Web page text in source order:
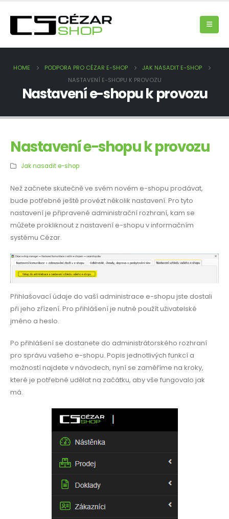
HOME PODPORA PRO CÉZAR E-SHOP
JAK NASADIT E-SHOP
NASTAVENÍ E-SHOPU K PROVOZU
Nastavení e-shopu k provozu
Nastavení e-shopu k provozu
Jak nasadit e-shop
Než začnete skutečně ve svém novém e-shopu prodávat,
bude potřebné ještě provézt několik nastavení. Pro tyto
nastavení je připravené administrační rozhraní, kam se
můžete prokliknout z nastavení e-shopu v informačním
systému Cézar.
Přihlašovací údaje do vaší administrace e-shopu jste dostali
při jeho zřízení. Pro přihlášení je nutné použít uživatelské
jméno a heslo.
Po přihlášení se dostanete do administrátorského rozhraní
pro správu vašeho e-shopu. Popis jednotlivých funkcí a
možností najdete v návodech, nyní se zaměříme na kroky,
které je potřebné udělat na začátku, aby vše fungovalo jak
má.